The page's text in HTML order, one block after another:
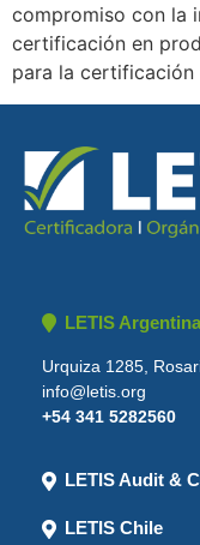
compromiso con la
certificación en
para la
LETIS Argentina
Urquiza 1285,
info@letis.org
+54 341 5282560
LETIS Audit &
LETIS Chile